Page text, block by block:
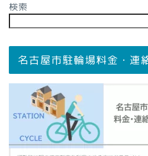
検索
名古屋市駐輪場料金・連